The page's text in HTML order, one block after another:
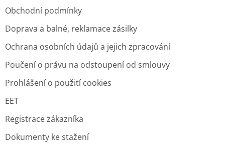
Obchodní podmínky
Doprava a balné, reklamace zásilky
Ochrana osobních údajů a jejich zpracování
Poučení o právu na odstoupení od smlouvy
Prohlášení o použití cookies
EET
Registrace zákazníka
Dokumenty ke stažení